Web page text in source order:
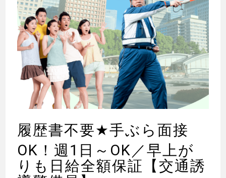
履歴書不要★手ぶら面接
OK！週1日～OK／早上が
りも日給全額保証【交通誘